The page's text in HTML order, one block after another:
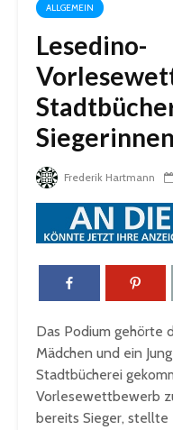
ALLGEMEIN
Lesedino-
Frederik Hartmann
Das Podium gehörte
Mädchen und ein
Stadtbücherei
Vorlesewettbewerb
bereits Sieger,